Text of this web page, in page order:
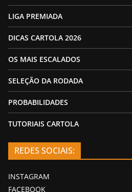
LIGA PREMIADA
DICAS CARTOLA 2026
OS MAIS ESCALADOS
SELEÇÃO DA RODADA
PROBABILIDADES
TUTORIAIS CARTOLA
REDES SOCIAIS:
INSTAGRAM
FACEBOOK